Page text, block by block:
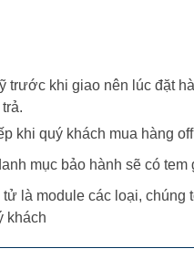
trước khi giao nên lúc đặt
khi quý khách mua hàng
mục bảo hành sẽ có
là module các loại,
khách